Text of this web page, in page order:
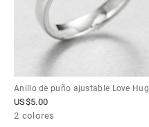
Anillo de puño ajustable Love Hug
US$5.00
2 colores